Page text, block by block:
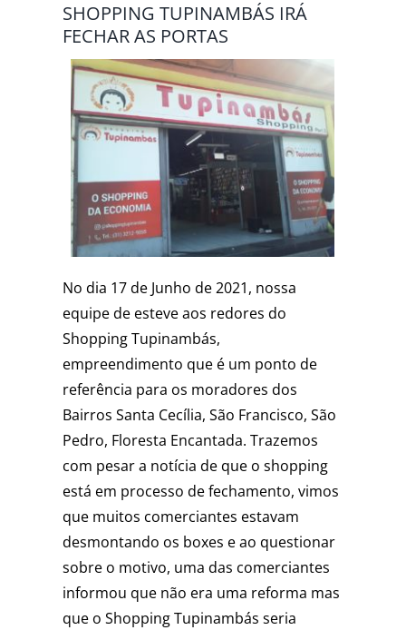
SHOPPING TUPINAMBÁS IRÁ
FECHAR AS PORTAS
No dia 17 de Junho de 2021, nossa
equipe de esteve aos redores do
Shopping Tupinambás,
empreendimento que é um ponto de
referência para os moradores dos
Bairros Santa Cecília, São Francisco, São
Pedro, Floresta Encantada. Trazemos
com pesar a notícia de que o shopping
está em processo de fechamento, vimos
que muitos comerciantes estavam
desmontando os boxes e ao questionar
sobre o motivo, uma das comerciantes
informou que não era uma reforma mas
que o Shopping Tupinambás seria